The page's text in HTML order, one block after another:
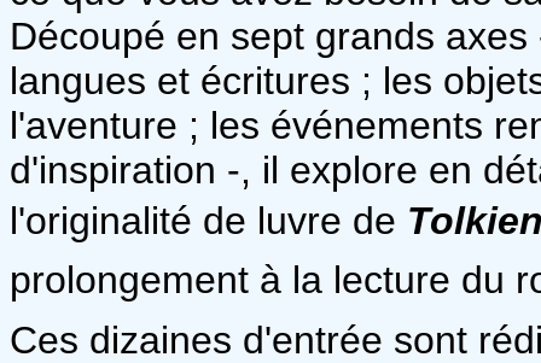
Découpé en sept grands
langues et écritures ; les
l'aventure ; les événements
d'inspiration -, il explore en
l'originalité de luvre de
prolongement à la lecture du
Ces dizaines d'entrée sont